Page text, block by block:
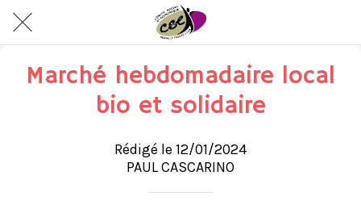
Marché hebdomadaire local
bio et solidaire
Rédigé le 12/01/2024
PAUL CASCARINO